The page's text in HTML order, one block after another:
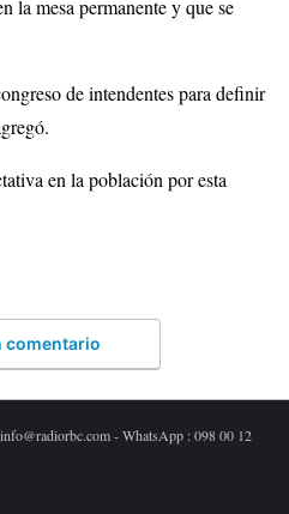
la mesa permanente y que se
de intendentes para definir
en la población por esta
comentario
- WhatsApp : 098 00 12